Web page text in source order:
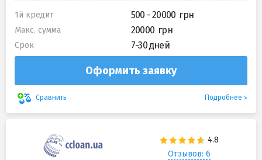
1й кредит 500 - 20000
Макс. сумма 20000
Срок 7-30 дней
Оформить заявку
Сравнить Подробнее
Отзывов: 6